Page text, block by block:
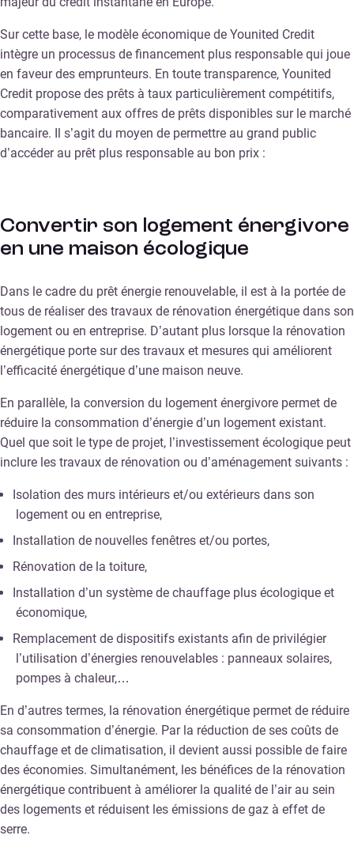
Sur cette base, le modèle économique de Younited Credit
intègre un processus de financement plus responsable qui joue
en faveur des emprunteurs. En toute transparence, Younited
Credit propose des prêts à taux particulièrement compétitifs,
comparativement aux offres de prêts disponibles sur le marché
bancaire. Il s’agit du moyen de permettre au grand public
d’accéder au prêt plus responsable au bon prix :
Convertir son logement énergivore
en une maison écologique
Dans le cadre du prêt énergie renouvelable, il est à la portée de
tous de réaliser des travaux de rénovation énergétique dans son
logement ou en entreprise. D’autant plus lorsque la rénovation
énergétique porte sur des travaux et mesures qui améliorent
l’efficacité énergétique d’une maison neuve.
En parallèle, la conversion du logement énergivore permet de
réduire la consommation d’énergie d’un logement existant.
Quel que soit le type de projet, l’investissement écologique peut
inclure les travaux de rénovation ou d’aménagement suivants :
Isolation des murs intérieurs et/ou extérieurs dans son
logement ou en entreprise,
Installation de nouvelles fenêtres et/ou portes,
Rénovation de la toiture,
Installation d’un système de chauffage plus écologique et
économique,
Remplacement de dispositifs existants afin de privilégier
l’utilisation d’énergies renouvelables : panneaux solaires,
pompes à chaleur,…
En d’autres termes, la rénovation énergétique permet de réduire
sa consommation d’énergie. Par la réduction de ses coûts de
chauffage et de climatisation, il devient aussi possible de faire
des économies. Simultanément, les bénéfices de la rénovation
énergétique contribuent à améliorer la qualité de l’air au sein
des logements et réduisent les émissions de gaz à effet de
serre.